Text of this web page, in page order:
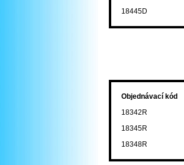
18445D
Objednávací kód
18342R
18345R
18348R